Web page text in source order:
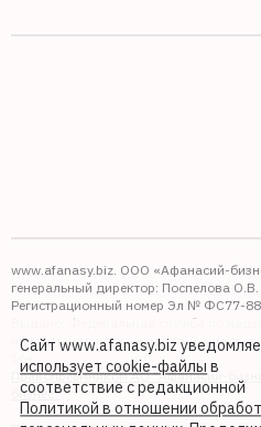
www.afanasy.biz. ООО «Афанасий-
генеральный директор: Поспелова О.В.
Регистрационный номер Эл № ФС77-
Выдано: Федеральная служба по
информационных технологий и
Правопреемником АО "Афанасий-
бизнес"
Сайт www.afanasy.biz
использует cookie-файлы в
соответствие с редакционной
Политикой в отношении